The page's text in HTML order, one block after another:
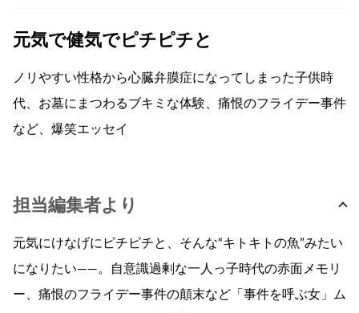
元気で健気でピチピチと
ノリやすい性格から心臓弁膜症になってしまった子供時
代、お墓にまつわるブキミな体験、痛恨のフライデー事件
など、爆笑エッセイ
担当編集者より
元気にけなげにピチピチと、そんな“キトキトの魚”みたい
になりたい——。自意識過剰な一人っ子時代の赤面メモリ
ー、痛恨のフライデー事件の顛末など「事件を呼ぶ女」ム